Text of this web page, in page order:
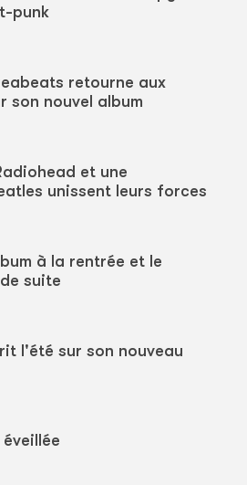
punk
retourne aux
son nouvel album
et une
unissent leurs forces
à la rentrée et le
suite
l'été sur son nouveau